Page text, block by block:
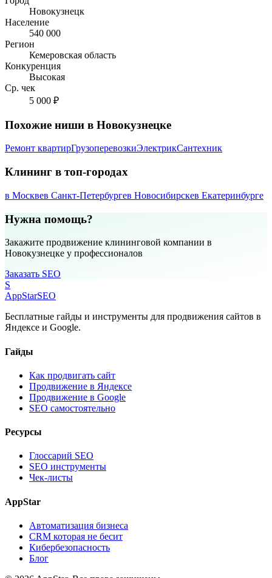
Новокузнецк
Население
540 000
Регион
Кемеровская область
Конкуренция
Высокая
Ср. чек
5 000 ₽
Похожие ниши в Новокузнецке
Ремонт квартирГрузоперевозкиЭлектрикСантехник
Клининг в топ-городах
в Москвев Санкт-Петербургев Новосибирскев Екатеринбурге
Нужна помощь?
Закажите продвижение клининговой компании в
Новокузнецке у профессионалов
Заказать SEO
S
AppStarSEO
Бесплатные гайды и инструменты для продвижения сайтов в
Яндексе и Google.
Гайды
Как продвигать сайт
Продвижение в Яндексе
Продвижение в Google
SEO самостоятельно
Ресурсы
Глоссарий SEO
SEO инструменты
Чек-листы
AppStar
Автоматизация бизнеса
CRM которая не бесит
Кибербезопасность
Блог